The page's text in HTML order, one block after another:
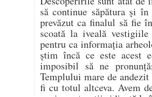
să continue săpătura şi
prevăzut ca finalul să fie
scoată la iveală
pentru ca informaţia
ştim încă ce este acest
imposibil să ne
Templului mare de
fi cu totul altceva. Avem